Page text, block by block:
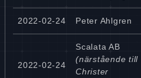
2022-02-24 Peter Ahlgren
2022-02-24
Scalata AB
(närstående till
Christer